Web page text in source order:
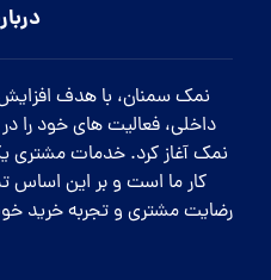
نمک سمنان، با هدف
داخلی، فعالیت های خود را
نمک آغاز کرد. خدمات مشتری
کار ما است و بر این اساس
رضایت مشتری و تجربه خرید